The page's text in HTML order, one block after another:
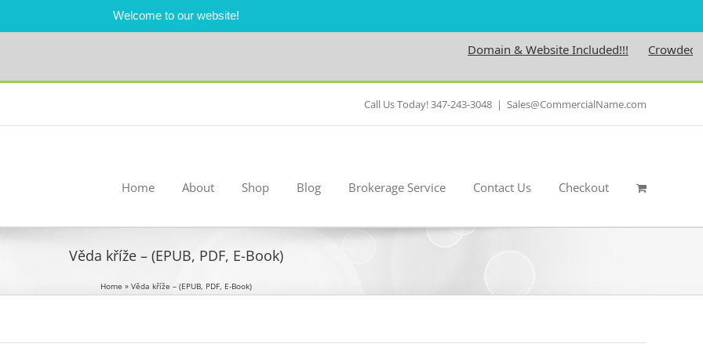
Welcome to our website!
Domain & Website Included!!!
Call Us Today! 347-243-3048 | Sales@CommercialName.com
Home About Shop Blog Brokerage Service Contact Us Checkout
Věda kříže – (EPUB, PDF, E-Book)
Home » Věda kříže – (EPUB, PDF, E-Book)